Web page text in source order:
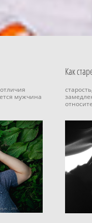
отличия
мужчина
Как
старость,